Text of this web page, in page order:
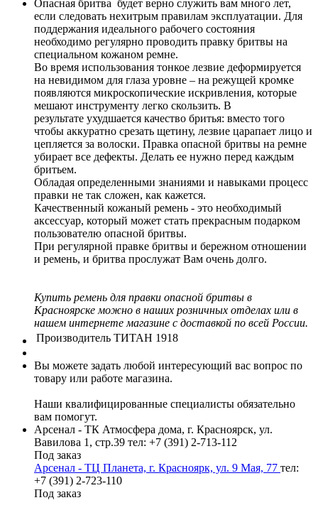
Опасная бритва будет верно служить вам много лет,
если следовать нехитрым правилам эксплуатации. Для
поддержания идеального рабочего состояния
необходимо регулярно проводить правку бритвы на
специальном кожаном ремне.
Во время использования тонкое лезвие деформируется
на невидимом для глаза уровне – на режущей кромке
появляются микроскопические искривления, которые
мешают инструменту легко скользить. В
результате ухудшается качество бритья: вместо того
чтобы аккуратно срезать щетину, лезвие царапает лицо и
цепляется за волоски. Правка опасной бритвы на ремне
убирает все дефекты. Делать ее нужно перед каждым
бритьем.
Обладая определенными знаниями и навыками процесс
правки не так сложен, как кажется.
Качественный кожаный ремень - это необходимый
аксессуар, который может стать прекрасным подарком
пользователю опасной бритвы.
При регулярной правке бритвы и бережном отношении
и ремень, и бритва прослужат Вам очень долго.
Купить ремень для правки опасной бритвы в
Красноярске можно в наших розничных отделах или в
нашем интернете магазине с доставкой по всей России.
Производитель ТИТАН 1918
Вы можете задать любой интересующий вас вопрос по
товару или работе магазина.
Наши квалифицированные специалисты обязательно
вам помогут.
Арсенал - ТК Атмосфера дома, г. Красноярск, ул.
Вавилова 1, стр.39 тел: +7 (391) 2-713-112
Под заказ
Арсенал - ТЦ Планета, г. Красноярк, ул. 9 Мая, 77 тел:
+7 (391) 2-723-110
Под заказ